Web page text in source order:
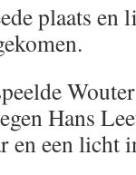
plaats en
Hans
en een licht